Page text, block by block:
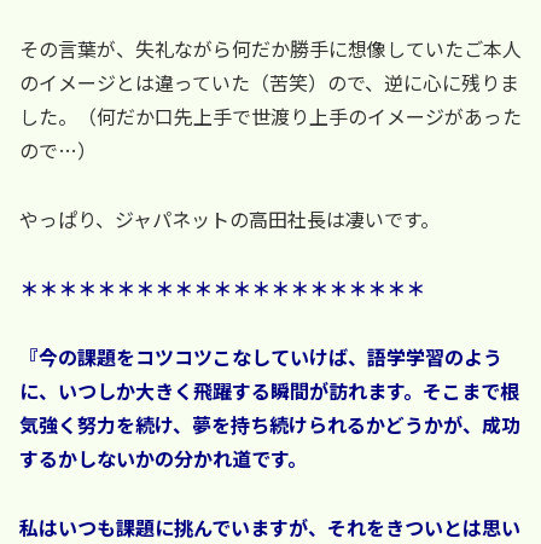
その言葉が、失礼ながら何だか勝手に想像していたご本人
のイメージとは違っていた（苦笑）ので、逆に心に残りま
した。（何だか口先上手で世渡り上手のイメージがあった
ので…）
やっぱり、ジャパネットの高田社長は凄いです。
＊＊＊＊＊＊＊＊＊＊＊＊＊＊＊＊＊＊＊＊＊
『今の課題をコツコツこなしていけば、語学学習のよう
に、いつしか大きく飛躍する瞬間が訪れます。そこまで根
気強く努力を続け、夢を持ち続けられるかどうかが、成功
するかしないかの分かれ道です。
私はいつも課題に挑んでいますが、それをきついとは思い